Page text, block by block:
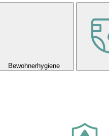
Bewohnerhygiene